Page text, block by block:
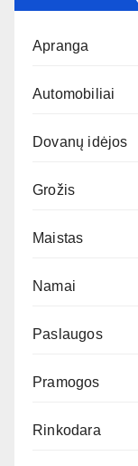
Apranga
Automobiliai
Dovanų idėjos
Grožis
Maistas
Namai
Paslaugos
Pramogos
Rinkodara